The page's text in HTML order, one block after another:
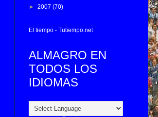
► 2007 (70)
El tiempo - Tutiempo.net
ALMAGRO EN
TODOS LOS
IDIOMAS